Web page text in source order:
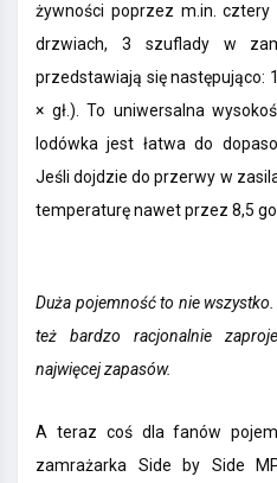
żywności poprzez m.in. cztery
drzwiach, 3 szuflady w
przedstawiają się następująco:
× gł.). To uniwersalna
lodówka jest łatwa do
Jeśli dojdzie do przerwy w
temperaturę nawet przez 8,5
Duża pojemność to nie
też bardzo racjonalnie
najwięcej zapasów.
A teraz coś dla fanów
zamrażarka Side by Side